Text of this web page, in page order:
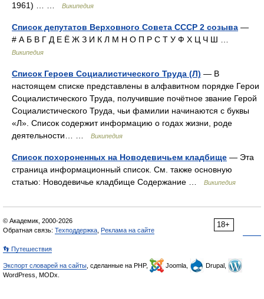
1961) … …
Википедия
Список депутатов Верховного Совета СССР 2 созыва —
# А Б В Г Д Е Ё Ж З И К Л М Н О П Р С Т У Ф Х Ц Ч Ш …
Википедия
Список Героев Социалистического Труда (Л) — В
настоящем списке представлены в алфавитном порядке Герои
Социалистического Труда, получившие почётное звание Герой
Социалистического Труда, чьи фамилии начинаются с буквы
«Л». Список содержит информацию о годах жизни, роде
деятельности… …
Википедия
Список похороненных на Новодевичьем кладбище — Эта
страница информационный список. См. также основную
статью: Новодевичье кладбище Содержание …
Википедия
18+
© Академик, 2000-2026
Обратная связь: Техподдержка Реклама на сайте
👣 Путешествия
Экспорт словарей на сайты , сделанные на PHP, Joomla,
Drupal,
WordPress, MODx.